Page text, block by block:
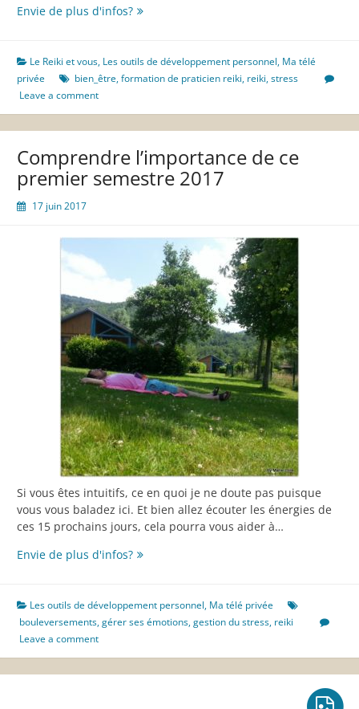
Envie de plus d'infos?Le
en
image
Le Reiki et vous, Les outils de développement personnel, Ma télé
privée
bien_être,formation de praticien reiki, reiki,stress
Leave a comment
Comprendre l’importance de ce
premier semestre 2017
17 juin 2017
Si vous êtes intuitifs, ce en quoi je ne doute pas puisque
vous vous baladez ici. Et bien allez écouter les énergies de
ces 15 prochains jours, cela pourra vous aider à…
Envie de plus d'infos?Comprendre
ce
premier
2017
Les outils de développement personnel, Ma télé privée
bouleversements,gérer ses émotions,gestion du stress, reiki
Leave a comment